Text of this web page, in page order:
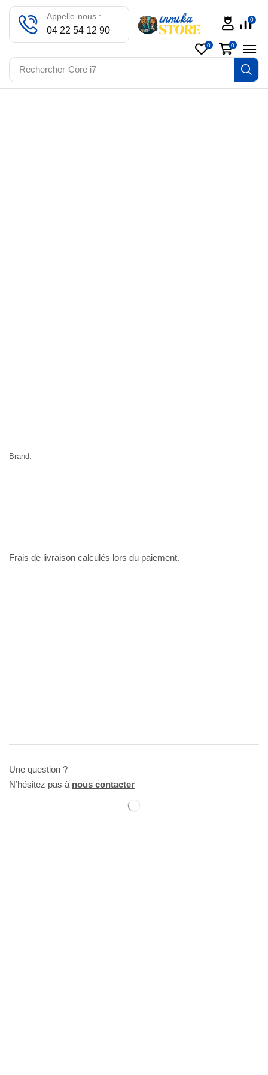
Rechercher Core i7
Appelle-nous :
04 22 54 12 90
0
0 0
Brand:
Frais de livraison calculés lors du paiement.
Une question ?
N’hésitez pas à nous contacter